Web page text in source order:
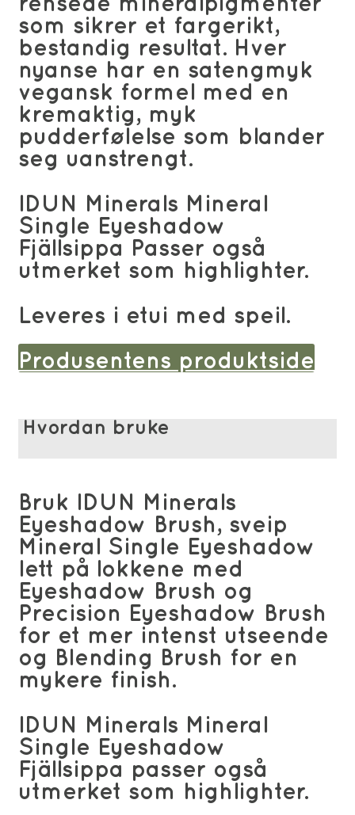
rensede mineralpigmenter
som sikrer et fargerikt,
bestandig resultat. Hver
nyanse har en satengmyk
vegansk formel med en
kremaktig, myk
pudderfølelse som blander
seg uanstrengt.
IDUN Minerals Mineral
Single Eyeshadow
Fjällsippa Passer også
utmerket som highlighter.
Leveres i etui med speil.
Produsentens produktside
Hvordan bruke
Bruk IDUN Minerals
Eyeshadow Brush, sveip
Mineral Single Eyeshadow
lett på lokkene med
Eyeshadow Brush og
Precision Eyeshadow Brush
for et mer intenst utseende
og Blending Brush for en
mykere finish.
IDUN Minerals Mineral
Single Eyeshadow
Fjällsippa passer også
utmerket som highlighter.